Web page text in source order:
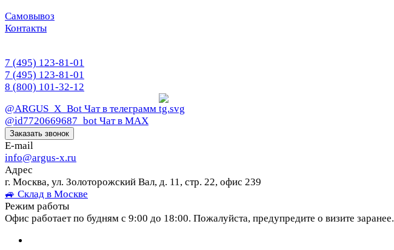
Самовывоз
Контакты
7 (495) 123-81-01
7 (495) 123-81-01
8 (800) 101-32-12
@ARGUS_X_Bot Чат в телеграмм
@id7720669687_bot Чат в МАХ
Заказать звонок
E-mail
info@argus-x.ru
Адрес
г. Москва, ул. Золоторожский Вал, д. 11, стр. 22, офис 239
🚙 Склад в Москве
Режим работы
Офис работает по будням с 9:00 до 18:00. Пожалуйста, предупредите о визите заранее.